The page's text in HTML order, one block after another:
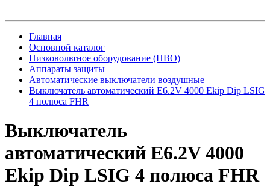
Главная
Основной каталог
Низковольтное оборудование (НВО)
Аппараты защиты
Автоматические выключатели воздушные
Выключатель автоматический E6.2V 4000 Ekip Dip LSIG
4 полюса FHR
Выключатель
автоматический E6.2V 4000
Ekip Dip LSIG 4 полюса FHR